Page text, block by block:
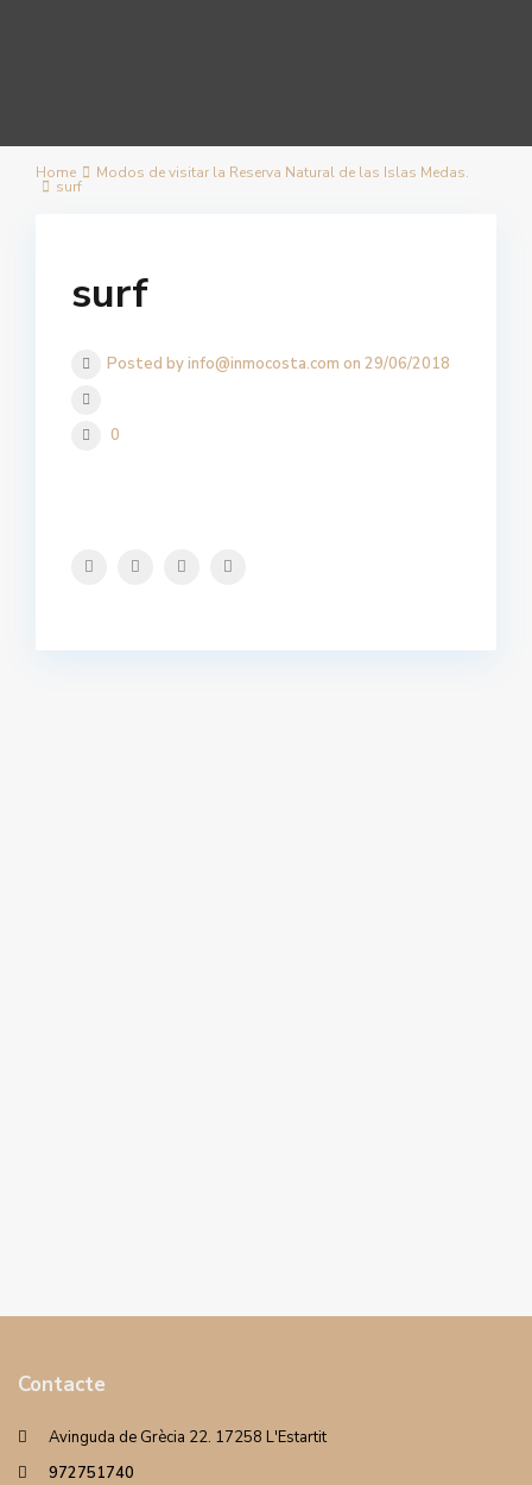
Home Modos de visitar la Reserva Natural de las Islas Medas.
surf
surf
Posted by info@inmocosta.com on 29/06/2018
0
Contacte
Avinguda de Grècia 22. 17258 L'Estartit
972751740